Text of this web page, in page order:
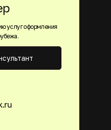
услуг оформления